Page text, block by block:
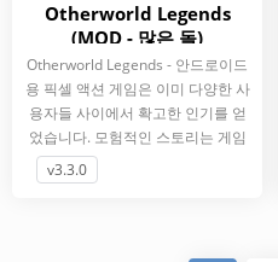
Otherworld Legends
(MOD - 많은 돌)
Otherworld Legends - 안드로이드
용 픽셀 액션 게임은 이미 다양한 사
용자들 사이에서 확고한 인기를 얻
었습니다. 모험적인 스토리는 게임
에서 빠져나올 수 없게
v3.3.0